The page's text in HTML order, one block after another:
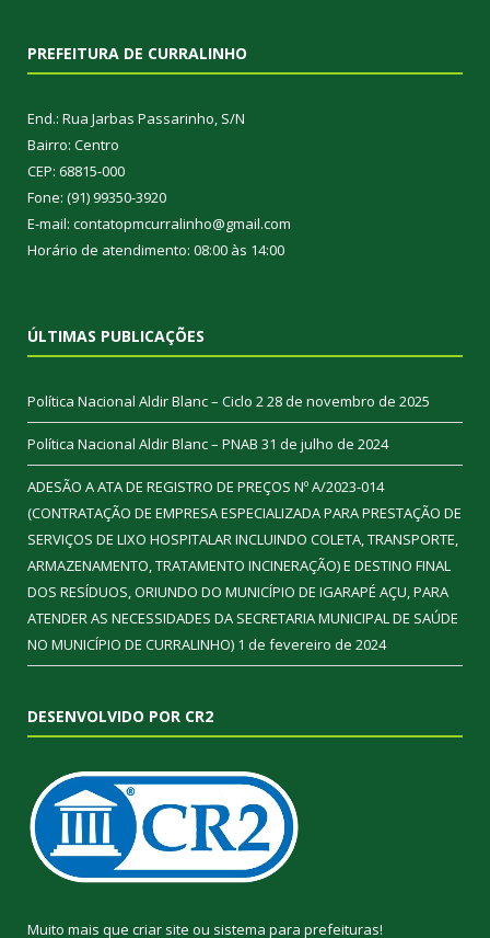
PREFEITURA DE CURRALINHO
End.: Rua Jarbas Passarinho, S/N
Bairro: Centro
CEP: 68815-000
Fone: (91) 99350-3920
E-mail: contatopmcurralinho@gmail.com
Horário de atendimento: 08:00 às 14:00
ÚLTIMAS PUBLICAÇÕES
Política Nacional Aldir Blanc – Ciclo 2 28 de novembro de 2025
Política Nacional Aldir Blanc – PNAB 31 de julho de 2024
ADESÃO A ATA DE REGISTRO DE PREÇOS Nº A/2023-014
(CONTRATAÇÃO DE EMPRESA ESPECIALIZADA PARA PRESTAÇÃO DE
SERVIÇOS DE LIXO HOSPITALAR INCLUINDO COLETA, TRANSPORTE,
ARMAZENAMENTO, TRATAMENTO INCINERAÇÃO) E DESTINO FINAL
DOS RESÍDUOS, ORIUNDO DO MUNICÍPIO DE IGARAPÉ AÇU, PARA
ATENDER AS NECESSIDADES DA SECRETARIA MUNICIPAL DE SAÚDE
NO MUNICÍPIO DE CURRALINHO) 1 de fevereiro de 2024
DESENVOLVIDO POR CR2
Muito mais que criar site ou sistema para prefeituras!